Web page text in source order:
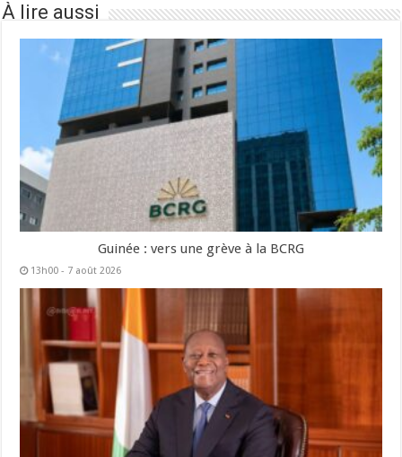
À lire aussi
Guinée : vers une grève à la BCRG
13h00 - 7 août 2026